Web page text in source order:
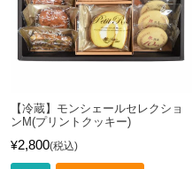
【冷蔵】モンシェールセレクショ
ンM(プリントクッキー)
¥2,800 税込